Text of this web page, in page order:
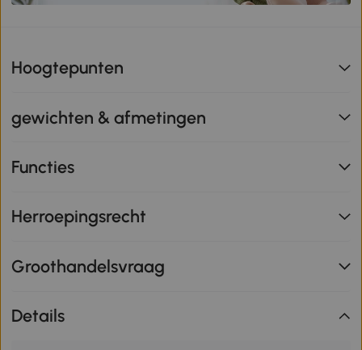
Hoogtepunten
gewichten & afmetingen
Functies
Herroepingsrecht
Groothandelsvraag
Details